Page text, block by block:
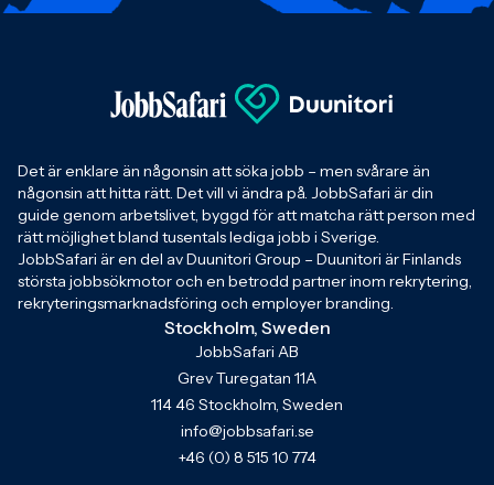
Det är enklare än någonsin att söka jobb – men svårare än
någonsin att hitta rätt. Det vill vi ändra på. JobbSafari är din
guide genom arbetslivet, byggd för att matcha rätt person med
rätt möjlighet bland tusentals lediga jobb i Sverige.
JobbSafari är en del av Duunitori Group – Duunitori är Finlands
största jobbsökmotor och en betrodd partner inom rekrytering,
rekryteringsmarknadsföring och employer branding.
Stockholm, Sweden
JobbSafari AB
Grev Turegatan 11A
114 46 Stockholm, Sweden
info@jobbsafari.se
+46 (0) 8 515 10 774